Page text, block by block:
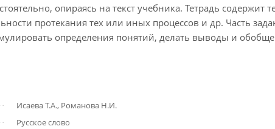
опираясь на текст учебника. Тетрадь содержит
протекания тех или иных процессов и др. Часть
определения понятий, делать выводы и
Исаева Т.А., Романова Н.И.
Русское слово